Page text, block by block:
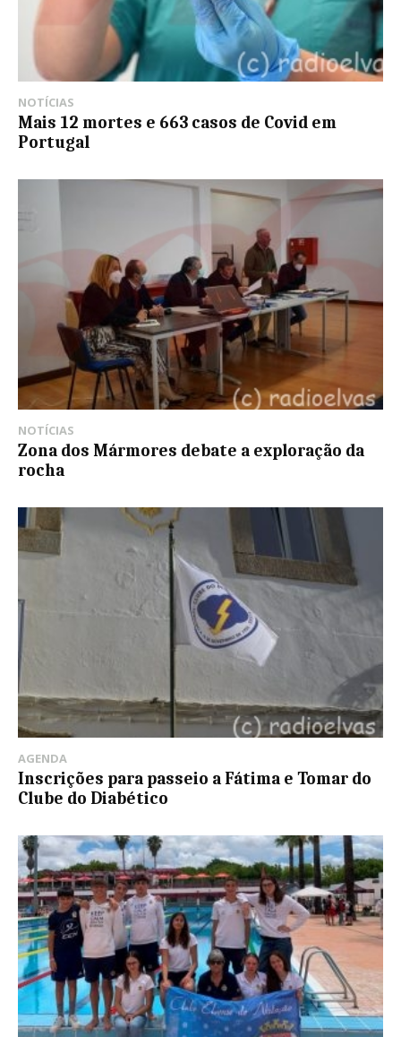
NOTÍCIAS
Mais 12 mortes e 663 casos de Covid em
Portugal
NOTÍCIAS
Zona dos Mármores debate a exploração da
rocha
AGENDA
Inscrições para passeio a Fátima e Tomar do
Clube do Diabético